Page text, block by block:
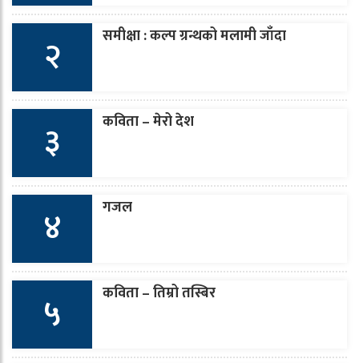
२ समीक्षा : कल्प ग्रन्थको मलामी जाँदा
३ कविता – मेरो देश
४ गजल
५ कविता – तिम्रो तस्बिर